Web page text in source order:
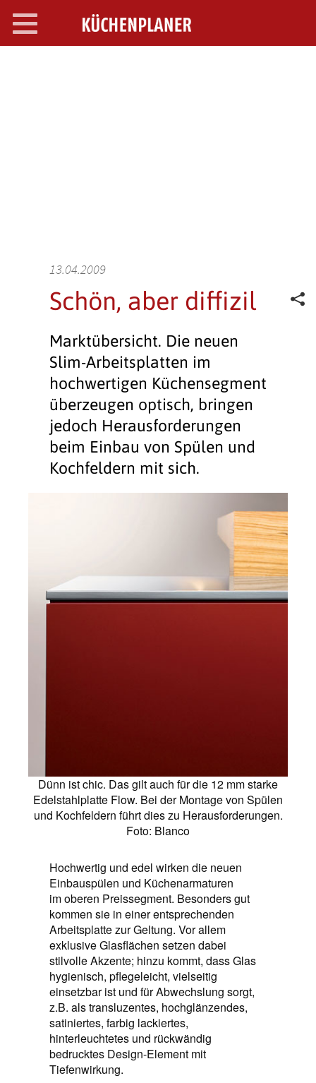
Toggle
navigation
13.04.2009
Schön, aber diffizil
Marktübersicht. Die neuen
Slim-Arbeitsplatten im
hochwertigen Küchensegment
überzeugen optisch, bringen
jedoch Herausforderungen
beim Einbau von Spülen und
Kochfeldern mit sich.
Dünn ist chic. Das gilt auch für die 12 mm starke
Edelstahlplatte Flow. Bei der Montage von Spülen
und Kochfeldern führt dies zu Herausforderungen.
Foto: Blanco
Hochwertig und edel wirken die neuen
Einbauspülen und Küchenarmaturen
im oberen Preissegment. Besonders gut
kommen sie in einer entsprechenden
Arbeitsplatte zur Geltung. Vor allem
exklusive Glasflächen setzen dabei
stilvolle Akzente; hinzu kommt, dass Glas
hygienisch, pflegeleicht, vielseitig
einsetzbar ist und für Abwechslung sorgt,
z.B. als transluzentes, hochglänzendes,
satiniertes, farbig lackiertes,
hinterleuchtetes und rückwändig
bedrucktes Design-Element mit
Tiefenwirkung.